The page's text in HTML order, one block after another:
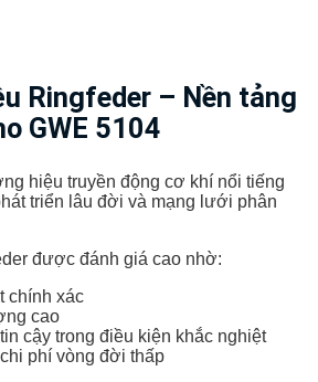
Ringfeder – Nền tảng
GWE 5104
hiệu truyền động cơ khí nổi tiếng
triển lâu đời và mạng lưới phân
được đánh giá cao nhờ:
chính xác
cao
cậy trong điều kiện khắc nghiệt
phí vòng đời thấp